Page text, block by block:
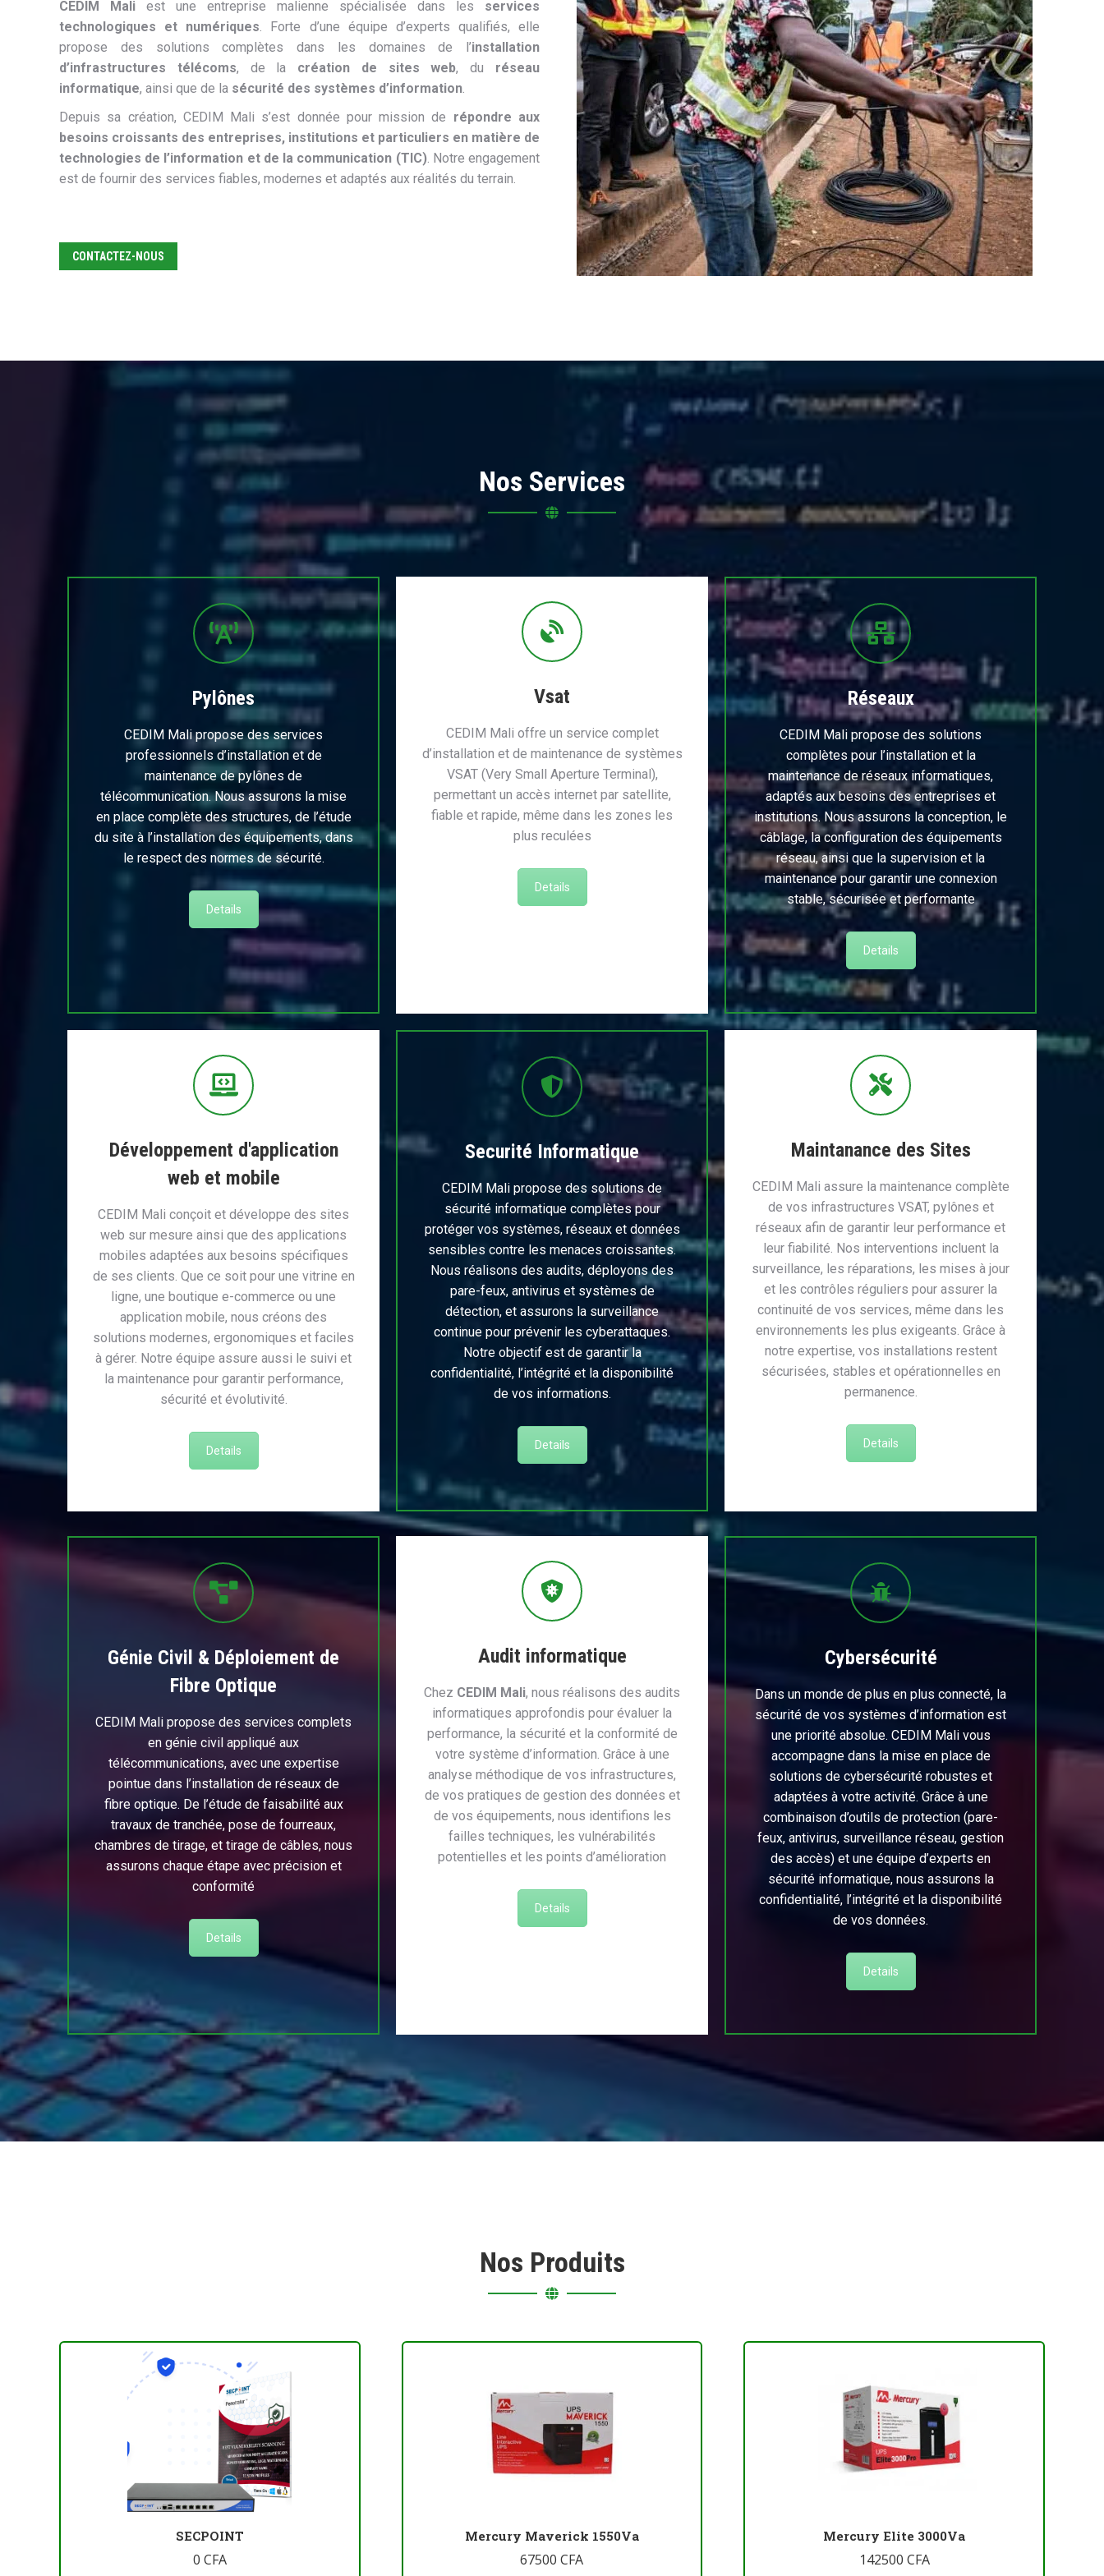
CEDIM Mali est une entreprise malienne spécialisée dans les services
technologiques et numériques. Forte d’une équipe d’experts qualifiés, elle
propose des solutions complètes dans les domaines de l’installation
d’infrastructures télécoms, de la création de sites web, du réseau
informatique, ainsi que de la sécurité des systèmes d’information.
Depuis sa création, CEDIM Mali s’est donnée pour mission de répondre aux
besoins croissants des entreprises, institutions et particuliers en matière de
technologies de l’information et de la communication (TIC). Notre engagement
est de fournir des services fiables, modernes et adaptés aux réalités du terrain.
CONTACTEZ-NOUS
Nos Services
Pylônes
CEDIM Mali propose des services
professionnels d’installation et de
maintenance de pylônes de
télécommunication. Nous assurons la mise
en place complète des structures, de l’étude
du site à l’installation des équipements, dans
le respect des normes de sécurité.
Details
Vsat
CEDIM Mali offre un service complet
d’installation et de maintenance de systèmes
VSAT (Very Small Aperture Terminal),
permettant un accès internet par satellite,
fiable et rapide, même dans les zones les
plus reculées
Details
Réseaux
CEDIM Mali propose des solutions
complètes pour l’installation et la
maintenance de réseaux informatiques,
adaptés aux besoins des entreprises et
institutions. Nous assurons la conception, le
câblage, la configuration des équipements
réseau, ainsi que la supervision et la
maintenance pour garantir une connexion
stable, sécurisée et performante
Details
Développement d'application
web et mobile
CEDIM Mali conçoit et développe des sites
web sur mesure ainsi que des applications
mobiles adaptées aux besoins spécifiques
de ses clients. Que ce soit pour une vitrine en
ligne, une boutique e-commerce ou une
application mobile, nous créons des
solutions modernes, ergonomiques et faciles
à gérer. Notre équipe assure aussi le suivi et
la maintenance pour garantir performance,
sécurité et évolutivité.
Details
Securité Informatique
CEDIM Mali propose des solutions de
sécurité informatique complètes pour
protéger vos systèmes, réseaux et données
sensibles contre les menaces croissantes.
Nous réalisons des audits, déployons des
pare-feux, antivirus et systèmes de
détection, et assurons la surveillance
continue pour prévenir les cyberattaques.
Notre objectif est de garantir la
confidentialité, l’intégrité et la disponibilité
de vos informations.
Details
Maintanance des Sites
CEDIM Mali assure la maintenance complète
de vos infrastructures VSAT, pylônes et
réseaux afin de garantir leur performance et
leur fiabilité. Nos interventions incluent la
surveillance, les réparations, les mises à jour
et les contrôles réguliers pour assurer la
continuité de vos services, même dans les
environnements les plus exigeants. Grâce à
notre expertise, vos installations restent
sécurisées, stables et opérationnelles en
permanence.
Details
Génie Civil & Déploiement de
Fibre Optique
CEDIM Mali propose des services complets
en génie civil appliqué aux
télécommunications, avec une expertise
pointue dans l’installation de réseaux de
fibre optique. De l’étude de faisabilité aux
travaux de tranchée, pose de fourreaux,
chambres de tirage, et tirage de câbles, nous
assurons chaque étape avec précision et
conformité
Details
Audit informatique
Chez CEDIM Mali, nous réalisons des audits
informatiques approfondis pour évaluer la
performance, la sécurité et la conformité de
votre système d’information. Grâce à une
analyse méthodique de vos infrastructures,
de vos pratiques de gestion des données et
de vos équipements, nous identifions les
failles techniques, les vulnérabilités
potentielles et les points d’amélioration
Details
Cybersécurité
Dans un monde de plus en plus connecté, la
sécurité de vos systèmes d’information est
une priorité absolue. CEDIM Mali vous
accompagne dans la mise en place de
solutions de cybersécurité robustes et
adaptées à votre activité. Grâce à une
combinaison d’outils de protection (pare-
feux, antivirus, surveillance réseau, gestion
des accès) et une équipe d’experts en
sécurité informatique, nous assurons la
confidentialité, l’intégrité et la disponibilité
de vos données.
Details
Nos Produits
SECPOINT
0 CFA
Mercury Maverick 1550Va
67500CFA
Mercury Elite 3000Va
142500 CFA